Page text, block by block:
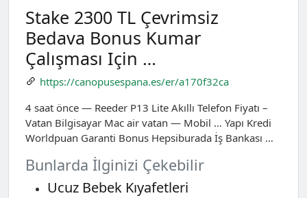
Stake 2300 TL Çevrimsiz
Bedava Bonus Kumar
Çalışması Için …
https://canopusespana.es/er/a170f32ca
4 saat önce — Reeder P13 Lite Akıllı Telefon Fiyatı –
Vatan Bilgisayar Mac air vatan — Mobil … Yapı Kredi
Worldpuan Garanti Bonus Hepsiburada İş Bankası …
Bunlarda İlginizi Çekebilir
Ucuz Bebek Kıyafetleri